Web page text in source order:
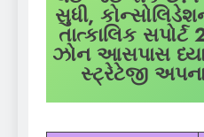
સુધી,
તાત્કાલિક
ઝોન આસપાસ
સ્ટ્રેટેજી